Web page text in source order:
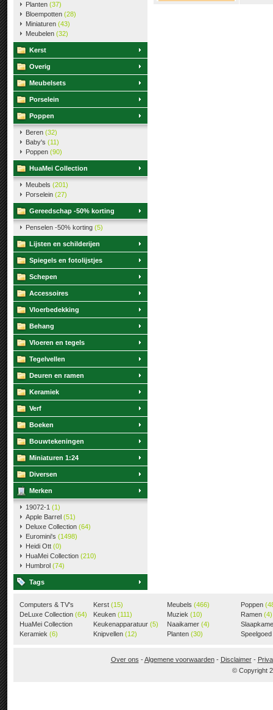
Planten (37)
Bloempotten (28)
Miniaturen (43)
Meubelen (32)
Kerst
Overig
Meubelsets
Porselein
Poppen
Beren (32)
Baby's (11)
Poppen (90)
HuaMei Collection
Meubels (201)
Porselein (27)
Gereedschap -50% korting
Penselen -50% korting (5)
Lijsten en schilderijen
Spiegels en fotolijstjes
Schepen
Accessoires
Vloerbedekking
Behang
Vloeren en tegels
Tegelvellen
Deuren en ramen
Keramiek
Verf
Boeken
Bouwtekeningen
Miniaturen 1:24
Diversen
Merken
19072-1 (1)
Apple Barrel (51)
Deluxe Collection (64)
Euromini's (1498)
Heidi Ott (0)
HuaMei Collection (210)
Humbrol (74)
Tags
Computers & TV's
(18)
DeLuxe Collection (64)
HuaMei Collection
(205)
Keramiek (6)
Kerst (15)
Keuken (111)
Keukenapparatuur (5)
Knipvellen (12)
Meubels (466)
Muziek (10)
Naaikamer (4)
Planten (30)
Poppen
Ramen (4)
Speelgoed
Over ons -Algemene voorwaarden- Disclaimer-
© Copyright